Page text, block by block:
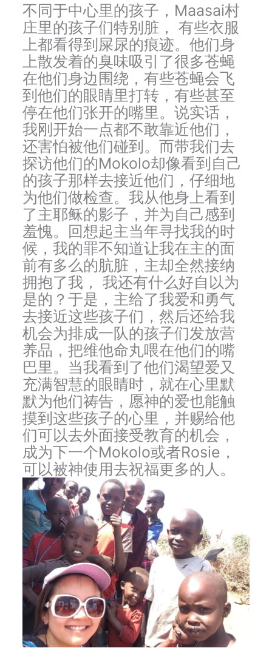
不同于中心里的孩子，Maasai村
庄里的孩子们特别脏， 有些衣服
上都看得到屎尿的痕迹。他们身
上散发着的臭味吸引了很多苍蝇
在他们身边围绕，有些苍蝇会飞
到他们的眼睛里打转，有些甚至
停在他们张开的嘴里。说实话，
我刚开始一点都不敢靠近他们，
还害怕被他们碰到。而带我们去
探访他们的Mokolo却像看到自己
的孩子那样去接近他们，仔细地
为他们做检查。我从他身上看到
了主耶稣的影子，并为自己感到
羞愧。回想起主当年寻找我的时
候，我的罪不知道让我在主的面
前有多么的肮脏，主却全然接纳
拥抱了我， 我还有什么好自以为
是的？于是，主给了我爱和勇气
去接近这些孩子们，然后还给我
机会为排成一队的孩子们发放营
养品，把维他命丸喂在他们的嘴
巴里。当我看到了他们渴望爱又
充满智慧的眼睛时，就在心里默
默为他们祷告，愿神的爱也能触
摸到这些孩子的心里，并赐给他
们可以去外面接受教育的机会，
成为下一个Mokolo或者Rosie，
可以被神使用去祝福更多的人。